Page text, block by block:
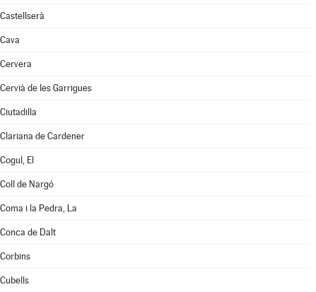
Castellserà
Cava
Cervera
Cervià de les Garrigues
Ciutadilla
Clariana de Cardener
Cogul, El
Coll de Nargó
Coma i la Pedra, La
Conca de Dalt
Corbins
Cubells